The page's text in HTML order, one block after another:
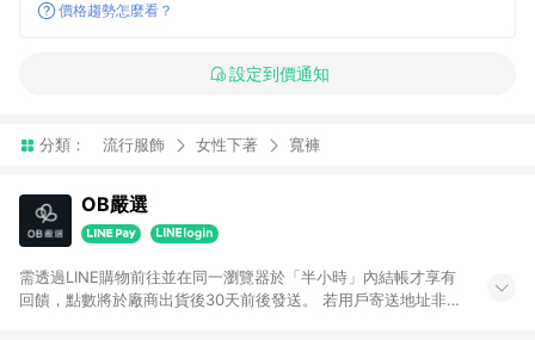
價格趨勢怎麼看？
設定到價通知
分類： 流行服飾 女性下著 寬褲
OB嚴選
需透過LINE購物前往並在同一瀏覽器於「半小時」內結帳才享有
回饋，點數將於廠商出貨後30天前後發送。 若用戶寄送地址非台